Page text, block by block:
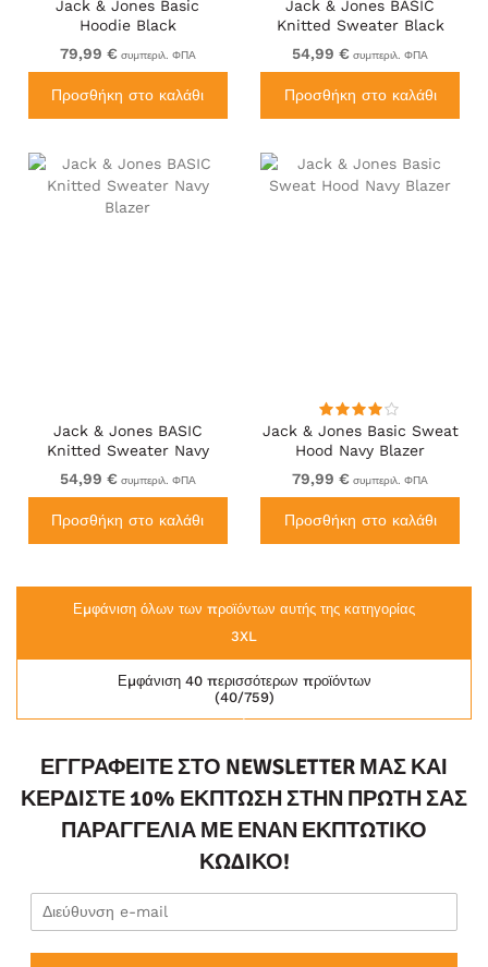
Jack & Jones Basic
Hoodie Black
79,99 € συμπεριλ. ΦΠΑ
Προσθήκη στο καλάθι
Jack & Jones BASIC
Knitted Sweater Black
54,99 € συμπεριλ. ΦΠΑ
Προσθήκη στο καλάθι
Jack & Jones BASIC
Knitted Sweater Navy
Blazer
54,99 € συμπεριλ. ΦΠΑ
Προσθήκη στο καλάθι
Jack & Jones Basic Sweat
Hood Navy Blazer
79,99 € συμπεριλ. ΦΠΑ
Προσθήκη στο καλάθι
Εμφάνιση όλων των προϊόντων αυτής της κατηγορίας
3XL
(40/759)
Εμφάνιση 40 περισσότερων προϊόντων
ΕΓΓΡΑΦΕΊΤΕ ΣΤΟ NEWSLETTER ΜΑΣ ΚΑΙ
ΚΕΡΔΊΣΤΕ 10% ΈΚΠΤΩΣΗ ΣΤΗΝ ΠΡΏΤΗ ΣΑΣ
ΠΑΡΑΓΓΕΛΊΑ ΜΕ ΈΝΑΝ ΕΚΠΤΩΤΙΚΌ
ΚΩΔΙΚΌ!